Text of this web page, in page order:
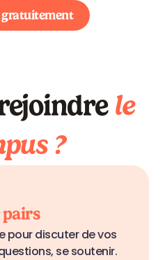
le
?
pour discuter de vos
se soutenir.